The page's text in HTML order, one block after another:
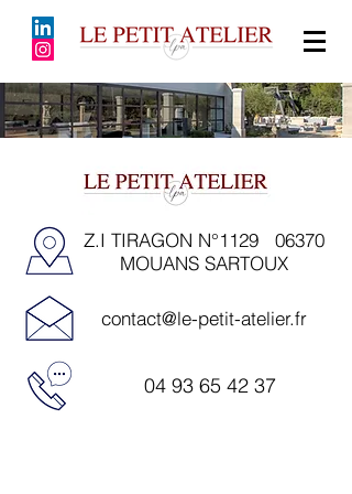
Z.I TIRAGON N°1129 06370
MOUANS SARTOUX
contact@le-petit-atelier.fr
04 93 65 42 37